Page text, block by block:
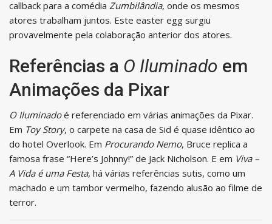
callback para a comédia Zumbilândia, onde os mesmos
atores trabalham juntos. Este easter egg surgiu
provavelmente pela colaboração anterior dos atores.
Referências a O Iluminado em
Animações da Pixar
O Iluminadoé referenciado em várias animações da Pixar.
Em Toy Story, o carpete na casa de Sid é quase idêntico ao
do hotel Overlook. Em Procurando Nemo, Bruce replica a
famosa frase “Here’s Johnny!” de Jack Nicholson. E em Viva –
A Vida é uma Festa, há várias referências sutis, como um
machado e um tambor vermelho, fazendo alusão ao filme de
terror.